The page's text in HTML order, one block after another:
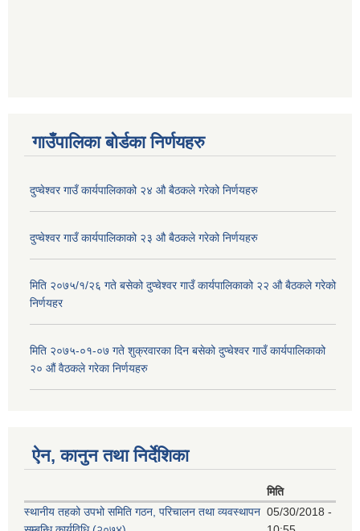
गाउँपालिका बोर्डका निर्णयहरु
दुप्चेश्वर गाउँ कार्यपालिकाको २४ औ बैठकले गरेको निर्णयहरु
दुप्चेश्वर गाउँ कार्यपालिकाको २३ औ बैठकले गरेको निर्णयहरु
मिति २०७५/१/२६ गते बसेको दुप्चेश्वर गाउँ कार्यपालिकाको २२ औ बैठकले गरेको
निर्णयहर
मिति २०७५-०१-०७ गते शुक्रवारका दिन बसेको दुप्चेश्वर गाउँ कार्यपालिकाको
२० औं वैठकले गरेका निर्णयहरु
ऐन, कानुन तथा निर्देशिका
मिति
स्थानीय तहको उपभो समिति गठन, परिचालन तथा व्यवस्थापन 05/30/2018 -